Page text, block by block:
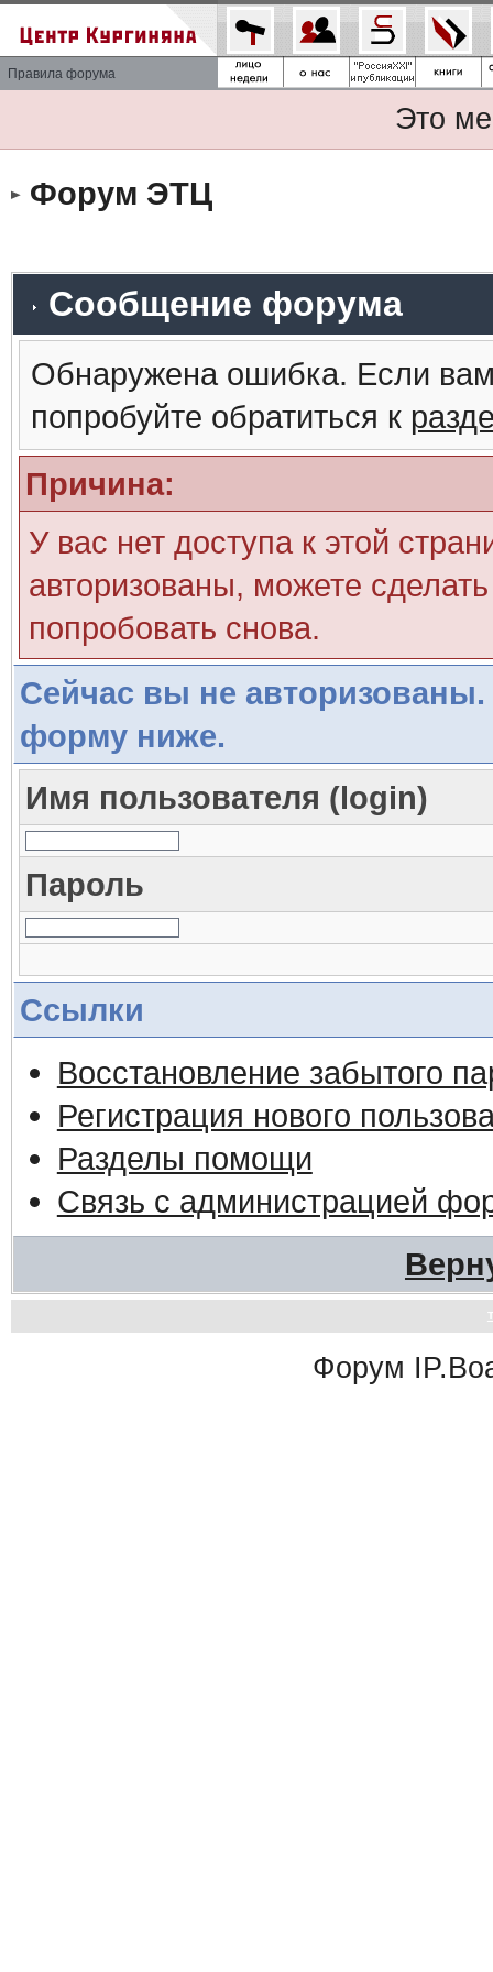
Правила форума
Это
Форум ЭТЦ
Сообщение форума
Обнаружена ошибка. Если
попробуйте обратиться к
Причина:
У вас нет доступа к этой
авторизованы, можете
попробовать снова.
Сейчас вы не авторизованы.
форму ниже.
Имя пользователя (login)
Пароль
Ссылки
Восстановление забытого
Регистрация нового
Разделы помощи
Связь с администрацией
Форум